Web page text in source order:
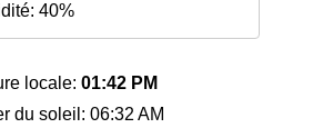
40%
locale: 01:42 PM
du soleil: 06:32 AM